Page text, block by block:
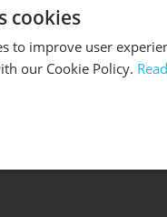
cookies
to improve user
our Cookie Policy.